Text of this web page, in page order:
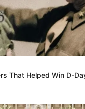
That Helped Win D-